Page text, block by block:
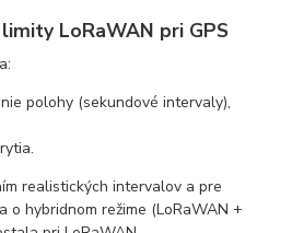
LoRaWAN pri GPS
polohy (sekundové intervaly),
realistických intervalov a pre
o hybridnom režime (LoRaWAN +